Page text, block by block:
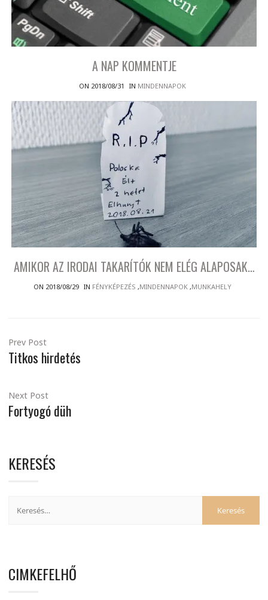
A NAP KOMMENTJE
ON 2018/08/31 IN MINDENNAPOK
AMIKOR AZ IRODAI TAKARÍTÓK NEM ELÉG ALAPOSAK…
ON 2018/08/29 IN FÉNYKÉPEZÉS ,MINDENNAPOK ,MUNKAHELY
Prev Post
Titkos hirdetés
Next Post
Fortyogó düh
KERESÉS
CIMKEFELHŐ